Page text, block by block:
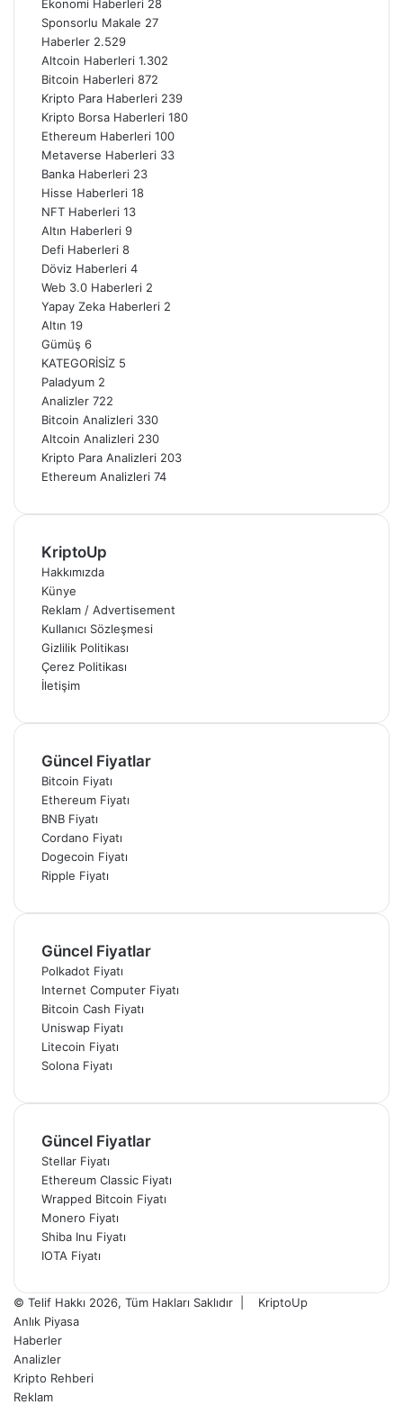
Ekonomi Haberleri 28
Sponsorlu Makale 27
Haberler 2.529
Altcoin Haberleri 1.302
Bitcoin Haberleri 872
Kripto Para Haberleri 239
Kripto Borsa Haberleri 180
Ethereum Haberleri 100
Metaverse Haberleri 33
Banka Haberleri 23
Hisse Haberleri 18
NFT Haberleri 13
Altın Haberleri 9
Defi Haberleri 8
Döviz Haberleri 4
Web 3.0 Haberleri 2
Yapay Zeka Haberleri 2
Altın 19
Gümüş 6
KATEGORİSİZ 5
Paladyum 2
Analizler 722
Bitcoin Analizleri 330
Altcoin Analizleri 230
Kripto Para Analizleri 203
Ethereum Analizleri 74
KriptoUp
Hakkımızda
Künye
Reklam / Advertisement
Kullanıcı Sözleşmesi
Gizlilik Politikası
Çerez Politikası
İletişim
Güncel Fiyatlar
Bitcoin Fiyatı
Ethereum Fiyatı
BNB Fiyatı
Cordano Fiyatı
Dogecoin Fiyatı
Ripple Fiyatı
Güncel Fiyatlar
Polkadot Fiyatı
Internet Computer Fiyatı
Bitcoin Cash Fiyatı
Uniswap Fiyatı
Litecoin Fiyatı
Solona Fiyatı
Güncel Fiyatlar
Stellar Fiyatı
Ethereum Classic Fiyatı
Wrapped Bitcoin Fiyatı
Monero Fiyatı
Shiba Inu Fiyatı
IOTA Fiyatı
© Telif Hakkı 2026, Tüm Hakları Saklıdır |
KriptoUp
Anlık Piyasa
Haberler
Analizler
Kripto Rehberi
Reklam